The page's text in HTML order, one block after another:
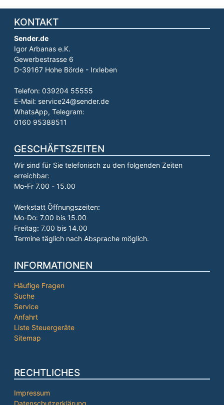
KONTAKT
Sender.de
Igor Arbanas e.K.
Gewerbestrasse 6
D-39167 Hohe Börde - Irxleben
Telefon: 039204 55555
E-Mail: service24@sender.de
WhatsApp, Telegram:
0160 95388511
GESCHÄFTSZEITEN
Wir sind für Sie telefonisch zu den folgenden Zeiten
erreichbar:
Mo-Fr 7.00 - 15.00
Werkstatt Öffnungszeiten:
Mo-Do: 7.00 bis 15.00
Freitag: 7.00 bis 14.00
Termine täglich nach Absprache möglich.
INFORMATIONEN
Häufige Fragen
Suche
Service
Anfahrt
Liste Steuergeräte
Sitemap
RECHTLICHES
Impressum
Datenschutzerklärung